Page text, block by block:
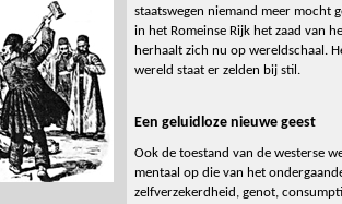
staatswegen niemand meer mocht
in het Romeinse Rijk het zaad van
herhaalt zich nu op wereldschaal.
wereld staat er zelden bij stil.
Een geluidloze nieuwe geest
Ook de toestand van de westerse
mentaal op die van het
zelfverzekerdheid, genot,